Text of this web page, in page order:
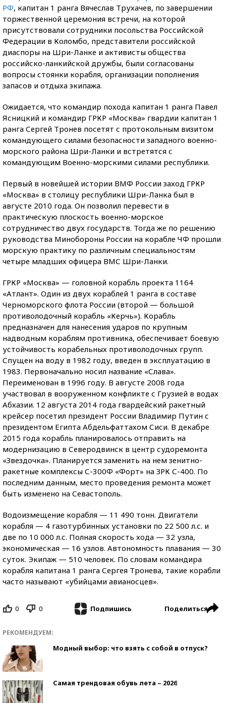
РФ, капитан 1 ранга Вячеслав Трухачев, по завершении
торжественной церемония встречи, на которой
присутствовали сотрудники посольства Российской
Федерации в Коломбо, представители российской
диаспоры на Шри-Ланке и активисты общества
российско-ланкийской дружбы, были согласованы
вопросы стоянки корабля, организации пополнения
запасов и отдыха экипажа.
Ожидается, что командир похода капитан 1 ранга Павел
Ясницкий и командир ГРКР «Москва» гвардии капитан 1
ранга Сергей Тронев посетят с протокольным визитом
командующего силами безопасности западного военно-
морского района Шри-Ланки и встретятся с
командующим Военно-морскими силами республики.
Первый в новейшей истории ВМФ России заход ГРКР
«Москва» в столицу республики Шри-Ланка был в
августе 2010 года. Он позволил перевести в
практическую плоскость военно-морское
сотрудничество двух государств. Тогда же по решению
руководства Минобороны России на корабле ЧФ прошли
морскую практику по различным специальностям
четыре младших офицера ВМС Шри-Ланки.
ГРКР «Москва» — головной корабль проекта 1164
«Атлант». Один из двух кораблей 1 ранга в составе
Черноморского флота России (второй — большой
противолодочный корабль «Керчь»). Корабль
предназначен для нанесения ударов по крупным
надводным кораблям противника, обеспечивает боевую
устойчивость корабельных противолодочных групп.
Спущен на воду в 1982 году, введен в эксплуатацию в
1983. Первоначально носил название «Слава».
Переименован в 1996 году. В августе 2008 года
участвовал в вооруженном конфликте с Грузией в водах
Абхазии. 12 августа 2014 года гвардейский ракетный
крейсер посетил президент России Владимир Путин с
президентом Египта Абдельфаттахом Сиси. В декабре
2015 года корабль планировалось отправить на
модернизацию в Северодвинск в центр судоремонта
«Звездочка». Планируется заменить на нем зенитно-
ракетные комплексы С-300Ф «Форт» на ЗРК С-400. По
последним данным, место проведения ремонта может
быть изменено на Севастополь.
Водоизмещение корабля — 11 490 тонн. Двигатели
корабля — 4 газотурбинных установки по 22 500 л.с. и
две по 10 000 л.с. Полная скорость хода — 32 узла,
экономическая — 16 узлов. Автономность плавания — 30
суток. Экипаж — 510 человек. По словам командира
корабля капитана 1 ранга Сергея Тронева, такие корабли
часто называют «убийцами авианосцев».
0 0 Подпишись Поделиться
РЕКОМЕНДУЕМ:
Модный выбор: что взять с собой в отпуск?
Самая трендовая обувь лета – 2026